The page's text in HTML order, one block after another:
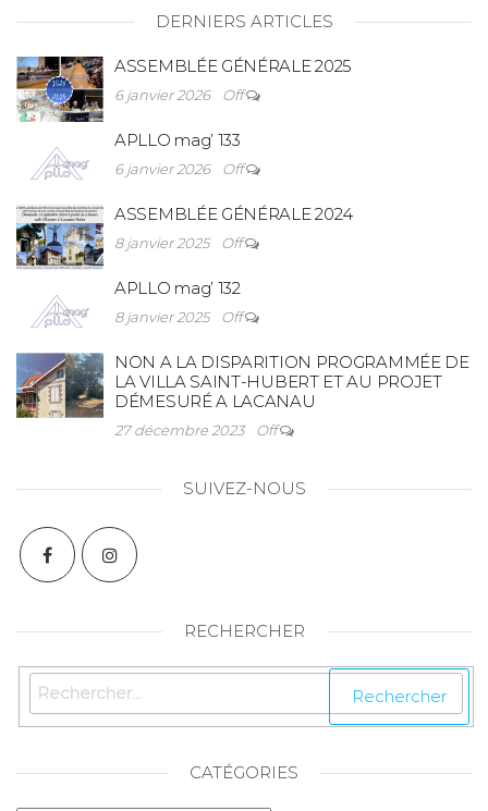
DERNIERS ARTICLES
ASSEMBLÉE GÉNÉRALE 2025
6 janvier 2026 Off
APLLO mag’ 133
6 janvier 2026 Off
ASSEMBLÉE GÉNÉRALE 2024
8 janvier 2025 Off
APLLO mag’ 132
8 janvier 2025 Off
NON A LA DISPARITION PROGRAMMÉE DE
LA VILLA SAINT-HUBERT ET AU PROJET
DÉMESURÉ A LACANAU
27 décembre 2023 Off
SUIVEZ-NOUS
RECHERCHER
CATÉGORIES